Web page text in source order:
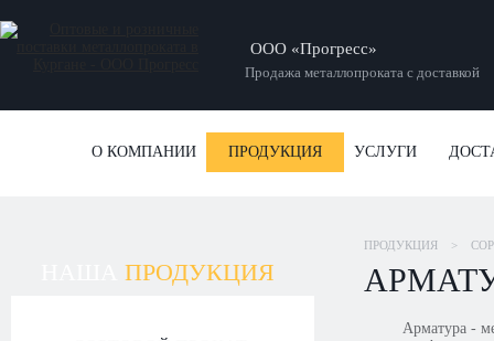
ООО «Прогресс»
Продажа металлопроката с доставкой
О КОМПАНИИ ПРОДУКЦИЯ УСЛУГИ
ПРОДУКЦИЯ
ПРОДУКЦИЯ >
Арматура -